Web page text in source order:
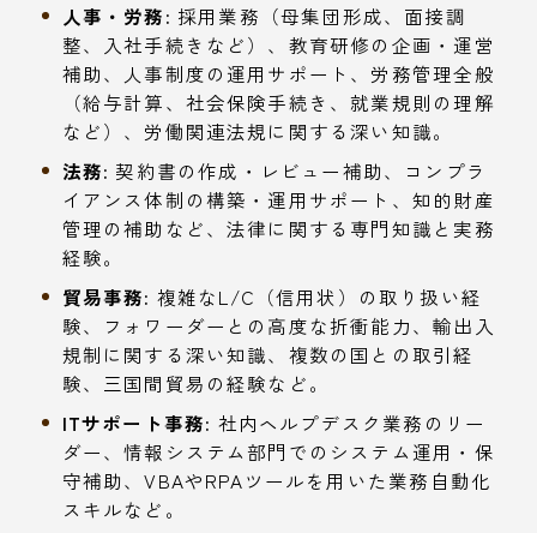
人事・労務: 採用業務（母集団形成、面接調
整、入社手続きなど）、教育研修の企画・運営
補助、人事制度の運用サポート、労務管理全般
（給与計算、社会保険手続き、就業規則の理解
など）、労働関連法規に関する深い知識。
法務: 契約書の作成・レビュー補助、コンプラ
イアンス体制の構築・運用サポート、知的財産
管理の補助など、法律に関する専門知識と実務
経験。
貿易事務: 複雑なL/C（信用状）の取り扱い経
験、フォワーダーとの高度な折衝能力、輸出入
規制に関する深い知識、複数の国との取引経
験、三国間貿易の経験など。
ITサポート事務: 社内ヘルプデスク業務のリー
ダー、情報システム部門でのシステム運用・保
守補助、VBAやRPAツールを用いた業務自動化
スキルなど。